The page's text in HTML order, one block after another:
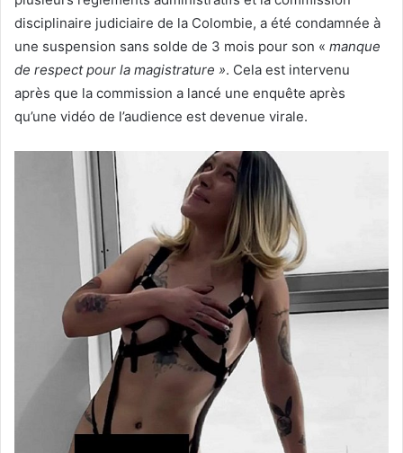
disciplinaire judiciaire de la Colombie, a été condamnée à
une suspension sans solde de 3 mois pour son « manque
de respect pour la magistrature ». Cela est intervenu
après que la commission a lancé une enquête après
qu’une vidéo de l’audience est devenue virale.